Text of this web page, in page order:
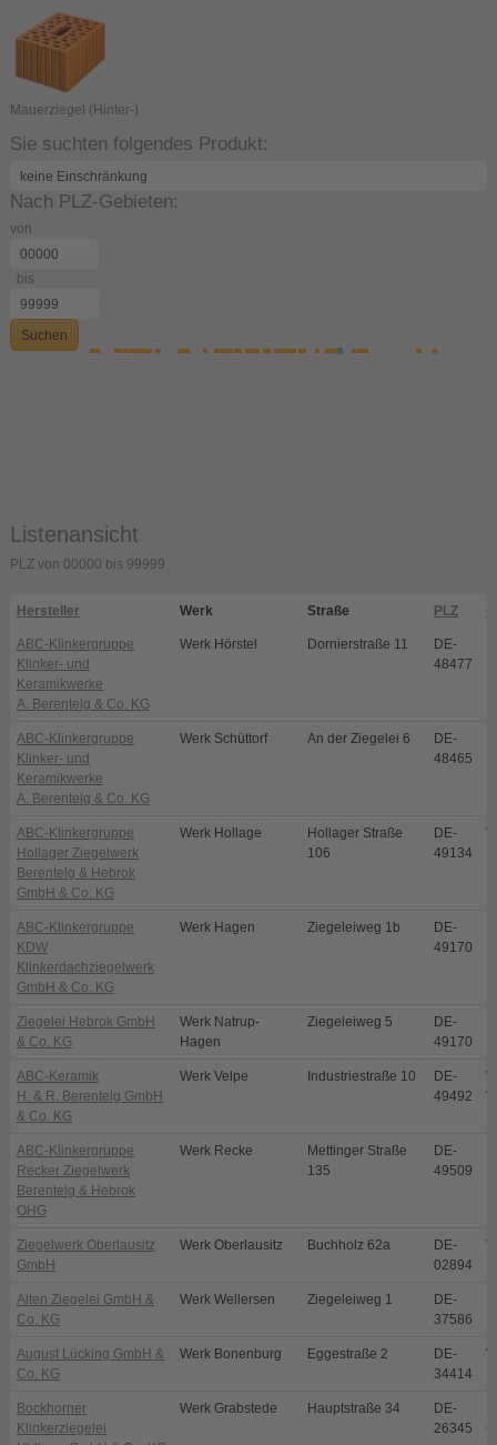
Mauerziegel (Hinter-)
Sie suchten folgendes Produkt:
Nach PLZ-Gebieten:
von
bis
Suchen
Listenansicht
PLZ von 00000 bis 99999
Hersteller Werk Straße PLZ
ABC-Klinkergruppe
Klinker- und
Keramikwerke
A. Berentelg & Co. KG
Werk Hörstel Dornierstraße 11
DE-
48477
ABC-Klinkergruppe
Klinker- und
Keramikwerke
A. Berentelg & Co. KG
Werk Schüttorf An der Ziegelei 6
DE-
48465
ABC-Klinkergruppe
Hollager Ziegelwerk
Berentelg & Hebrok
GmbH & Co. KG
Werk Hollage
Hollager Straße
106
DE-
49134
ABC-Klinkergruppe
KDW
Klinkerdachziegelwerk
GmbH & Co. KG
Werk Hagen Ziegeleiweg 1b
DE-
49170
Ziegelei Hebrok GmbH
& Co. KG
Werk Natrup-
Hagen
Ziegeleiweg 5
DE-
49170
ABC-Keramik
H. & R. Berentelg GmbH
& Co. KG
Werk Velpe Industriestraße 10
DE-
49492
ABC-Klinkergruppe
Recker Ziegelwerk
Berentelg & Hebrok
OHG
Werk Recke
Mettinger Straße
135
DE-
49509
Ziegelwerk Oberlausitz
GmbH
Werk Oberlausitz Buchholz 62a
DE-
02894
Alten Ziegelei GmbH &
Co. KG
Werk Wellersen Ziegeleiweg 1
DE-
37586
August Lücking GmbH &
Co. KG
Werk Bonenburg Eggestraße 2
DE-
34414
Bockhorner
Klinkerziegelei
Werk Grabstede Hauptstraße 34
DE-
26345